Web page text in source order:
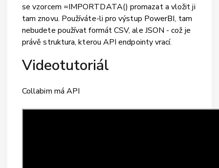
se vzorcem =IMPORTDATA() promazat a vložit ji
tam znovu. Používáte-li pro výstup PowerBI, tam
nebudete používat formát CSV, ale JSON - což je
právě struktura, kterou API endpointy vrací.
Videotutoriál
Collabim má API